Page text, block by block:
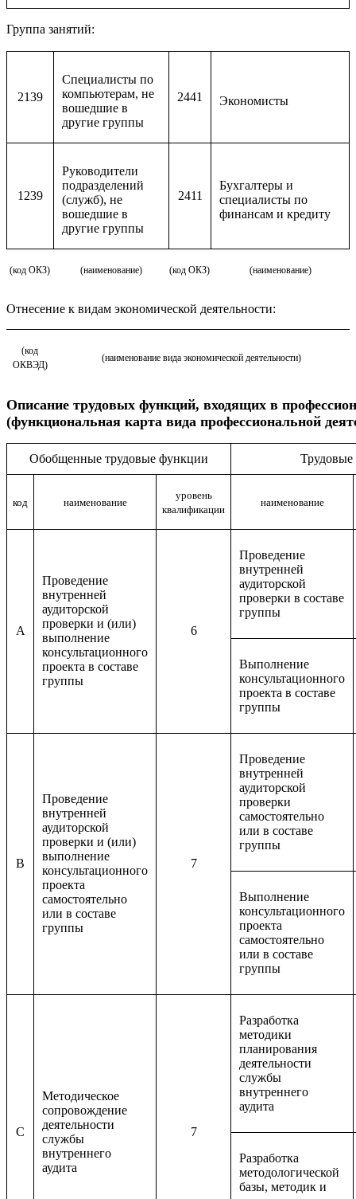
Группа занятий:
2139
Специалисты по
компьютерам, не
вошедшие в
другие группы
2441 Экономисты
1239
Руководители
подразделений
(служб), не
вошедшие в
другие группы
2411
Бухгалтеры и
специалисты по
финансам и кредиту
(код ОКЗ) (наименование) (код ОКЗ) (наименование)
Отнесение к видам экономической деятельности:
(код
ОКВЭД)
(наименование вида экономической деятельности)
Описание трудовых функций, входящих в
(функциональная карта вида профессиональной
Обобщенные трудовые функции
код наименование
уровень
квалификации
наименование
A
Проведение
внутренней
аудиторской
проверки и (или)
выполнение
консультационного
проекта в составе
группы
6
Проведение
внутренней
аудиторской
проверки в составе
группы
Выполнение
консультационного
проекта в составе
группы
B
Проведение
внутренней
аудиторской
проверки и (или)
выполнение
консультационного
проекта
самостоятельно
или в составе
группы
7
Проведение
внутренней
аудиторской
проверки
самостоятельно
или в составе
группы
Выполнение
консультационного
проекта
самостоятельно
или в составе
группы
C
Методическое
сопровождение
деятельности
службы
внутреннего
аудита
7
Разработка
методики
планирования
деятельности
службы
внутреннего
аудита
Разработка
методологической
базы, методик и